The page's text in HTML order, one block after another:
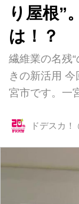
り屋根”
は！？
繊維業の名残
きの新活用
宮市です。一
です。 一宮市
で行われて
レベルでの
その数は約
ドデスカ！